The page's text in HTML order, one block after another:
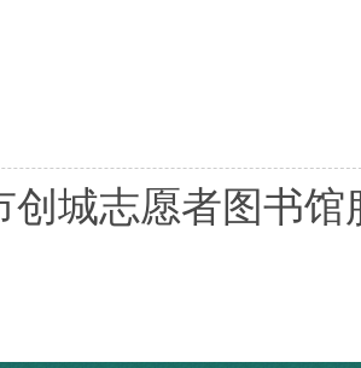
创城志愿者图书馆